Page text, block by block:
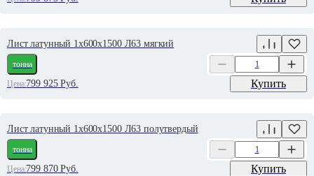
Лист латунный 1х600х1500 Л63 мягкий
тонна
Цена:799 925Руб. Купить
Лист латунный 1х600х1500 Л63 полутвердый
тонна
Цена:799 870Руб. Купить